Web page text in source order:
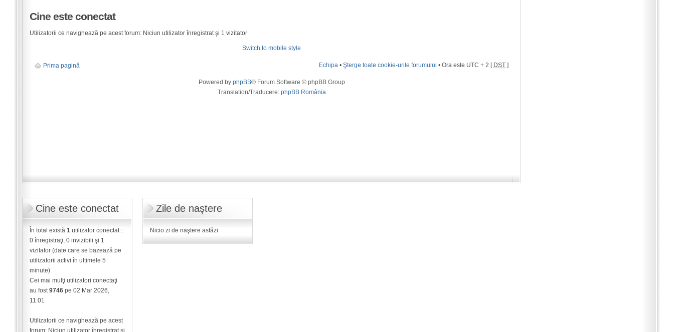
Cine este conectat
Utilizatorii ce navighează pe acest forum: Niciun utilizator înregistrat şi 1 vizitator
Switch to mobile style
Prima pagină Echipa •Şterge toate cookie-urile forumului • Ora este UTC + 2 [ DST ]
Powered by phpBB® Forum Software © phpBB Group
Translation/Traducere: phpBB România
Cine este conectat
În total există 1utilizator conectat ::
0 înregistraţi, 0 invizibili şi 1
vizitator (date care se bazează pe
utilizatorii activi în ultimele 5
minute)
Cei mai mulţi utilizatori conectaţi
au fost9746pe 02 Mar 2026,
11:01
Utilizatorii ce navighează pe acest
forum: Niciun utilizator înregistrat şi
Zile de naştere
Nicio zi de naştere astăzi